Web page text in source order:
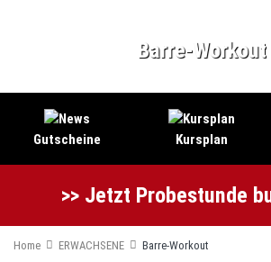
Barre-Workout
Gutscheine Kursplan
>> Jetzt Probestunde
Home ERWACHSENE Barre-Workout